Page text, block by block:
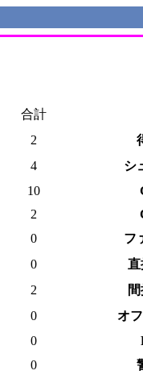
合計
2
4
シ
10
2
0
フ
0
2
0
オ
0
0